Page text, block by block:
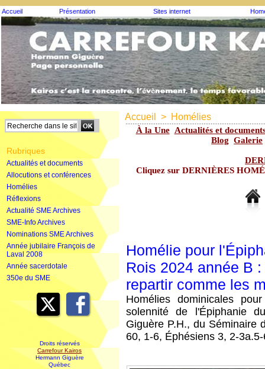
Accueil Présentation Sites internet
Rubriques
Actualités et documents
Allocutions et conférences
Homélies
Réflexions
Actualité SME Archives
SME-Info Archives
Nominations SME Archives
Année jubilaire François de
Laval 2008
Année sacerdotale
350e du SME
Droits réservés
Carrefour Kairos
Hermann Giguère
Québec
Accueil > Homélies
À la Une Actualités et
Blog Galerie
Cliquez sur DERNIÈRES
Homélie pour
Rois 2024 année B
repartir comme les
Homélies dominicales
solennité de l'Épiphanie
Giguère P.H., du Séminaire
60, 1-6, Éphésiens 3, 2-